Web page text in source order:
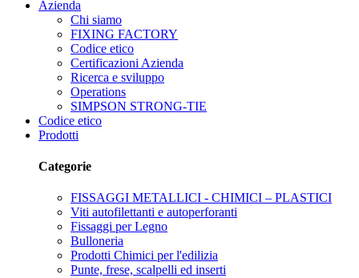
Azienda
Chi siamo
FIXING FACTORY
Codice etico
Certificazioni Azienda
Ricerca e sviluppo
Operations
SIMPSON STRONG-TIE
Codice etico
Prodotti
Categorie
FISSAGGI METALLICI - CHIMICI – PLASTICI
Viti autofilettanti e autoperforanti
Fissaggi per Legno
Bulloneria
Prodotti Chimici per l'edilizia
Punte, frese, scalpelli ed inserti